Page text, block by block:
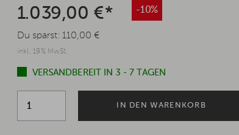
1.039,00 €* -10%
Du sparst: 110,00 €
inkl. 19% MwSt.
VERSANDBEREIT IN 3 - 7 TAGEN
IN DEN WARENKORB